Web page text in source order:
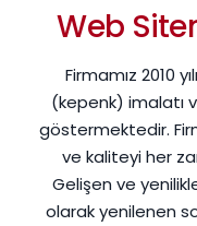
Web
Firmamız 2010
(kepenk) imalatı
göstermektedir.
ve kaliteyi her
Gelişen ve
olarak yenilenen